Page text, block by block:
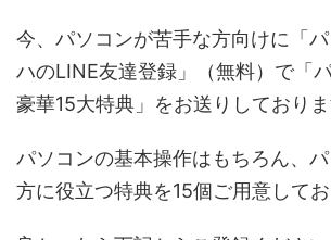
今、パソコンが苦手な方向けに「
ハのLINE友達登録」（無料）で「
豪華15大特典」をお送りしておりま
パソコンの基本操作はもちろん、
方に役立つ特典を15個ご用意してお